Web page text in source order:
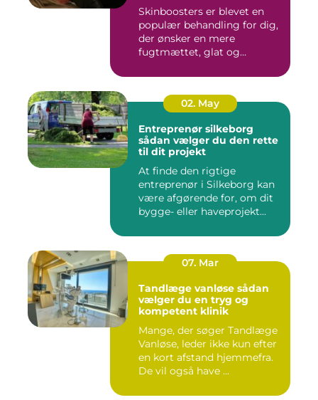
Skinboosters er blevet en
populær behandling for dig,
der ønsker en mere
fugtmættet, glat og
02. May
Entreprenør silkeborg
sådan vælger du den rette
til dit projekt
At finde den rigtige
entreprenør i Silkeborg kan
være afgørende for, om dit
bygge- eller haveprojekt...
07. Mar
Tandlæge vanløse sådan
vælger du en tryg og
kompetent klinik
Mange, der søger Tandlæge
Vanløse, leder ikke kun efter
en kort afstand hjemmefra.
De vil også have ...